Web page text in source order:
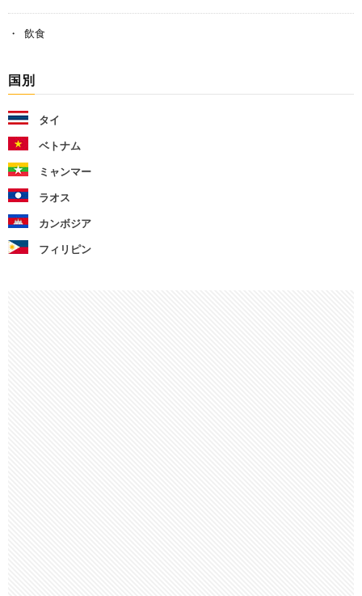
飲食
国別
タイ
ベトナム
ミャンマー
ラオス
カンボジア
フィリピン